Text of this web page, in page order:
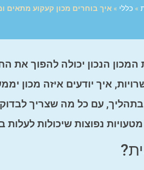
» כללי »איך בוחרים מכון קעקוע מתאים
הנכון יכולה להפוך את
איך יודעים איזה מכון
בתהליך, עם כל מה שצריך
נפוצות שיכולות לעלות